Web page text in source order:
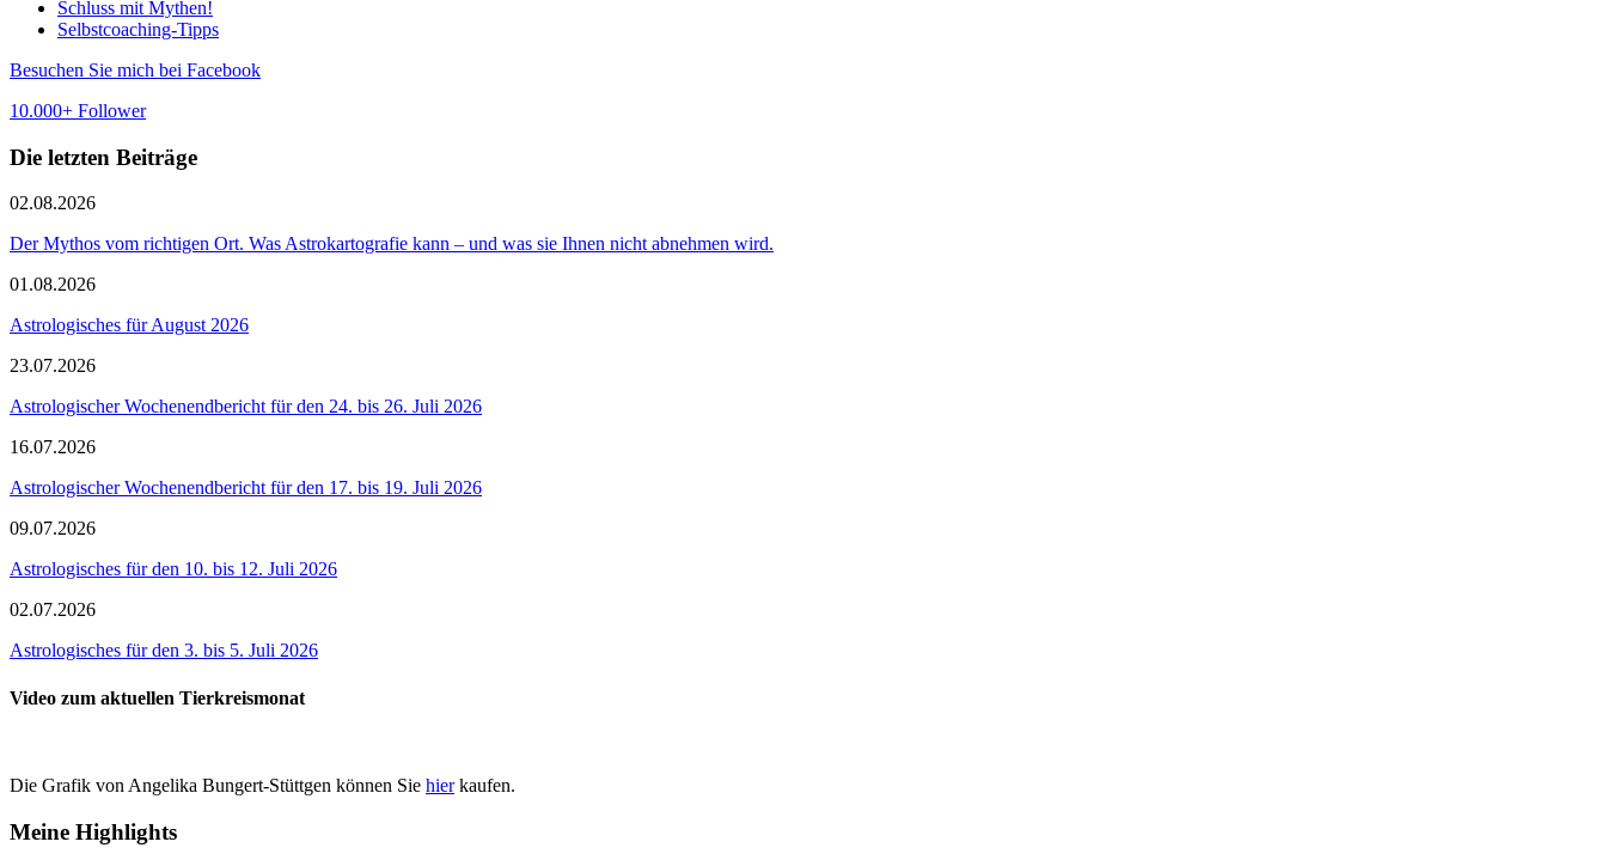
Schluss mit Mythen!
Selbstcoaching-Tipps
Besuchen Sie mich bei Facebook
10.000+ Follower
Die letzten Beiträge
02.08.2026
Der Mythos vom richtigen Ort. Was Astrokartografie kann – und was sie Ihnen nicht abnehmen wird.
01.08.2026
Astrologisches für August 2026
23.07.2026
Astrologischer Wochenendbericht für den 24. bis 26. Juli 2026
16.07.2026
Astrologischer Wochenendbericht für den 17. bis 19. Juli 2026
09.07.2026
Astrologisches für den 10. bis 12. Juli 2026
02.07.2026
Astrologisches für den 3. bis 5. Juli 2026
Video zum aktuellen Tierkreismonat
Die Grafik von Angelika Bungert-Stüttgen können Sie hierkaufen.
Meine Highlights